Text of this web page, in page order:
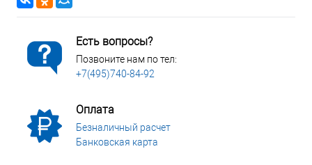
Есть вопросы?
Позвоните нам по тел:
+7(495)740-84-92
Оплата
Безналичный расчет
Банковская карта